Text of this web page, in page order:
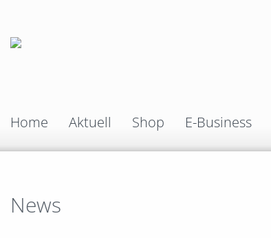
Home Aktuell Shop E-Business
News